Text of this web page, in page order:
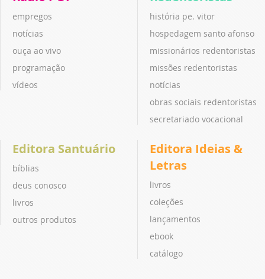
empregos
notícias
ouça ao vivo
programação
vídeos
história pe. vitor
hospedagem santo afonso
missionários redentoristas
missões redentoristas
notícias
obras sociais redentoristas
secretariado vocacional
Editora Santuário
bíblias
deus conosco
livros
outros produtos
Editora Ideias &
Letras
livros
coleções
lançamentos
ebook
catálogo